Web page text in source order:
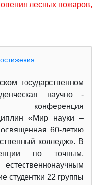
лесных пожаров, не
государственном
научно -
конференция
«Мир науки –
60-летию
колледж». В
по точным,
студентки 22 группы